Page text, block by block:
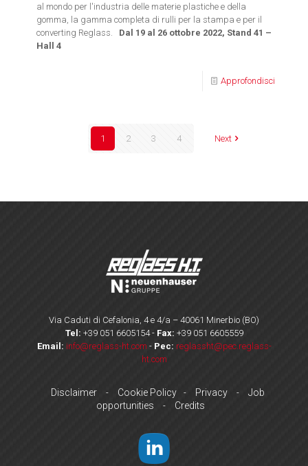
al mondo per l'industria delle materie plastiche e della
gomma, la gamma completa di rulli per la stampa e per il
converting Reglass. Dal 19 al 26 ottobre 2022, Stand 41 –
Hall 4
Approfondisci
1 2 3 4 Next
Via Caduti di Cefalonia, 4 e 4/a – 40061 Minerbio (BO)
Tel: +39 051 6605154- Fax: +39 051 6605559
Email: info@reglass-ht.com - Pec: reglassht@pec.reglass-
ht.com
Disclaimer - Cookie Policy - Privacy -
Job
opportunities
- Credits